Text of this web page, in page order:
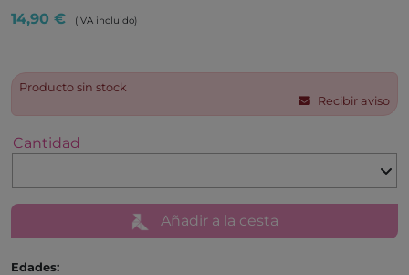
14,90 € (IVA incluido)
Producto sin stock
Recibir aviso
Cantidad
Añadir a la cesta
Edades: